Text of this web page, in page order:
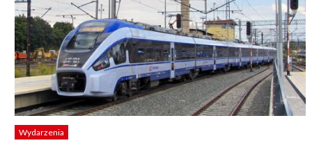
Wydarzenia